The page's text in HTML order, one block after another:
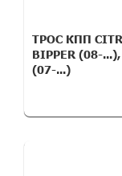
ТРОС КПП
BIPPER (08-
(07-...)